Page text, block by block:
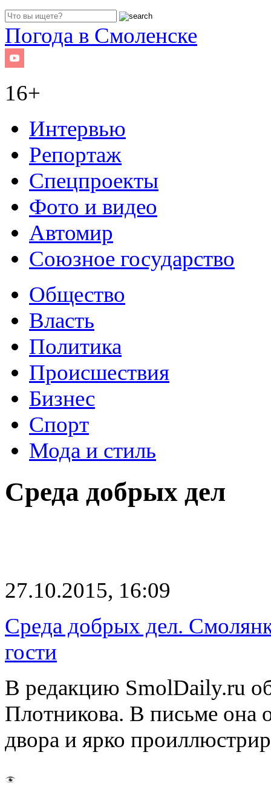
Погода в Смоленске
16+
Интервью
Репортаж
Спецпроекты
Фото и видео
Автомир
Союзное государство
Общество
Власть
Политика
Происшествия
Бизнес
Спорт
Мода и стиль
Среда добрых дел
27.10.2015, 16:09
Среда добрых дел.
гости
В редакцию SmolDaily.ru
Плотникова. В письме она
двора и ярко